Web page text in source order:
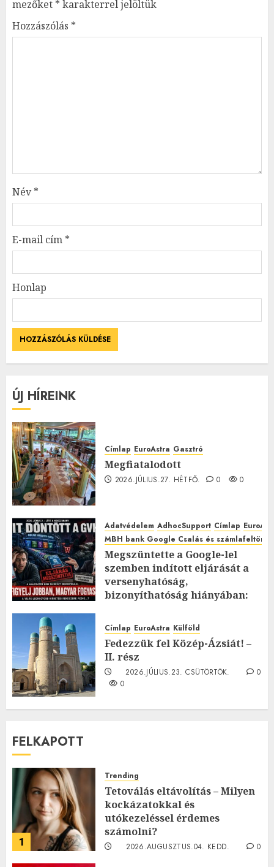
mezőket * karakterrel jelöltük
Hozzászólás *
Név*
E-mail cím *
Honlap
ÚJ HÍREINK
Címlap EuroAstra Gasztró
Megfiatalodott
2026.JÚLIUS.27. HÉTFŐ. 0 0
Adatvédelem AdhocSupport Címlap
MBH bank Google Csalás és
Megszüntette a Google-lel
szemben indított eljárását a
versenyhatóság,
bizonyíthatóság hiányában:
2026.JÚLIUS.23. CSÜTÖRTÖK.
0
Címlap EuroAstra Külföld
Fedezzük fel Közép-Ázsiát! –
II. rész
2026.JÚLIUS.23. CSÜTÖRTÖK.
0
0
FELKAPOTT
1
Trending
Tetoválás eltávolítás – Milyen
kockázatokkal és
utókezeléssel érdemes
számolni?
2026.AUGUSZTUS.04. KEDD.
0